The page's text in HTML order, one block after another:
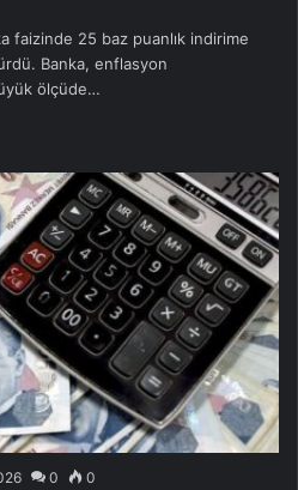
faizinde 25 baz puanlık indirime
Banka, enflasyon
ölçüde…
0 0